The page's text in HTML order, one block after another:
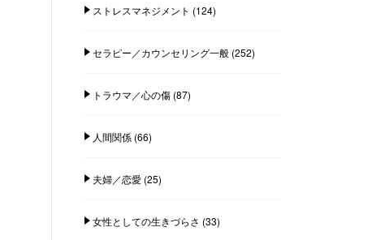
ストレスマネジメント (124)
セラピー／カウンセリング一般(252)
トラウマ／心の傷(87)
人間関係(66)
夫婦／恋愛(25)
女性としての生きづらさ (33)